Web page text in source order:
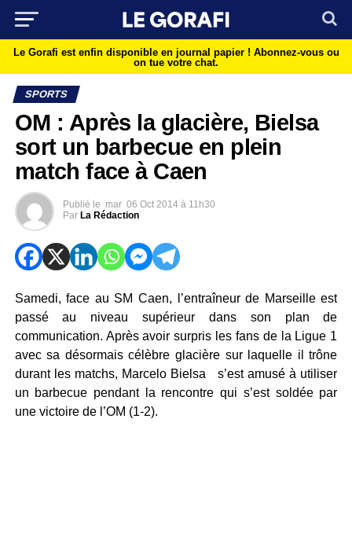
Le Gorafi est enfin disponible en journal papier ! Abonnez-vous ou
on tue votre chat.
SPORTS
OM : Après la glacière, Bielsa
sort un barbecue en plein
match face à Caen
Publié le mar 06 Oct 2014 à 11h30
Par La Rédaction
Samedi, face au SM Caen, l’entraîneur de Marseille est
passé au niveau supérieur dans son plan de
communication. Après avoir surpris les fans de la Ligue 1
avec sa désormais célèbre glacière sur laquelle il trône
durant les matchs, Marcelo Bielsa
s’est amusé à utiliser
un barbecue pendant la rencontre qui s’est soldée par
une victoire de l’OM (1-2).